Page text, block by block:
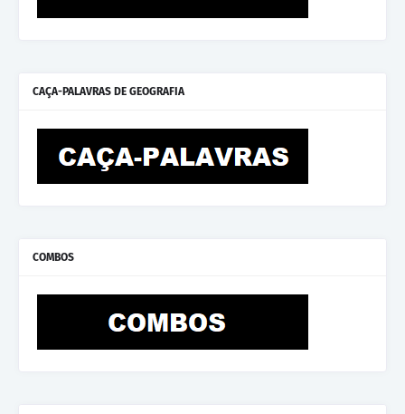
CAÇA-PALAVRAS DE GEOGRAFIA
COMBOS